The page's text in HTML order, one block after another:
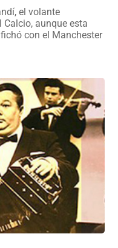
el volante
Calcio, aunque esta
con el Manchester